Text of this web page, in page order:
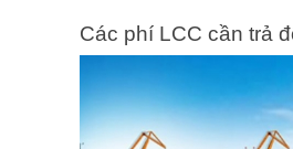
Các phí LCC cần trả